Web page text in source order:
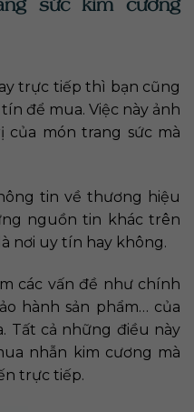
trực tiếp thì bạn cũng
để mua. Việc này ảnh
món trang sức mà
tin về thương hiệu
nguồn tin khác trên
nơi uy tín hay không.
các vấn đề như chính
hành sản phẩm… của
Tất cả những điều này
nhẫn kim cương mà
trực tiếp.